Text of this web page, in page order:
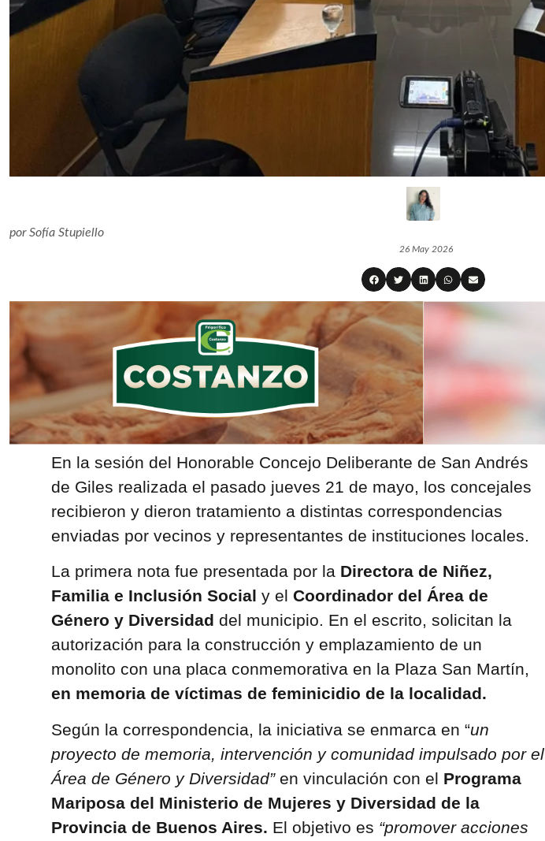
porSofía Stupiello
26 May 2026
En la sesión del Honorable Concejo Deliberante de San Andrés
de Giles realizada el pasado jueves 21 de mayo, los concejales
recibieron y dieron tratamiento a distintas correspondencias
enviadas por vecinos y representantes de instituciones locales.
La primera nota fue presentada por la Directora de Niñez,
Familia e Inclusión Social y el Coordinador del Área de
Género y Diversidad del municipio. En el escrito, solicitan la
autorización para la construcción y emplazamiento de un
monolito con una placa conmemorativa en la Plaza San Martín,
en memoria de víctimas de feminicidio de la localidad.
Según la correspondencia, la iniciativa se enmarca en “un
proyecto de memoria, intervención y comunidad impulsado por el
Área de Género y Diversidad” en vinculación con el Programa
Mariposa del Ministerio de Mujeres y Diversidad de la
Provincia de Buenos Aires. El objetivo es “promover acciones